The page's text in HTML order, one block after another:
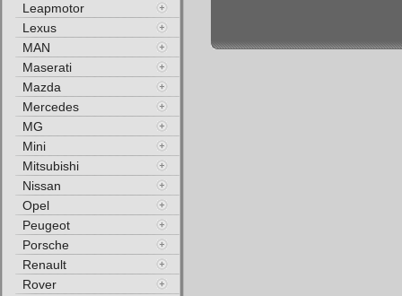
Leapmotor
Lexus
MAN
Maserati
Mazda
Mercedes
MG
Mini
Mitsubishi
Nissan
Opel
Peugeot
Porsche
Renault
Rover